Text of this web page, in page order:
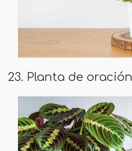
23. Planta de oración